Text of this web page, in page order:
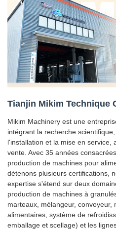
Tianjin Mikim Technique
Mikim Machinery est une
intégrant la recherche
l'installation et la mise en service,
vente. Avec 35 années
production de machines pour
détenons plusieurs certifications,
expertise s'étend sur deux
production de machines à
marteaux, mélangeur, convoyeur,
alimentaires, système de
emballage et scellage) et les